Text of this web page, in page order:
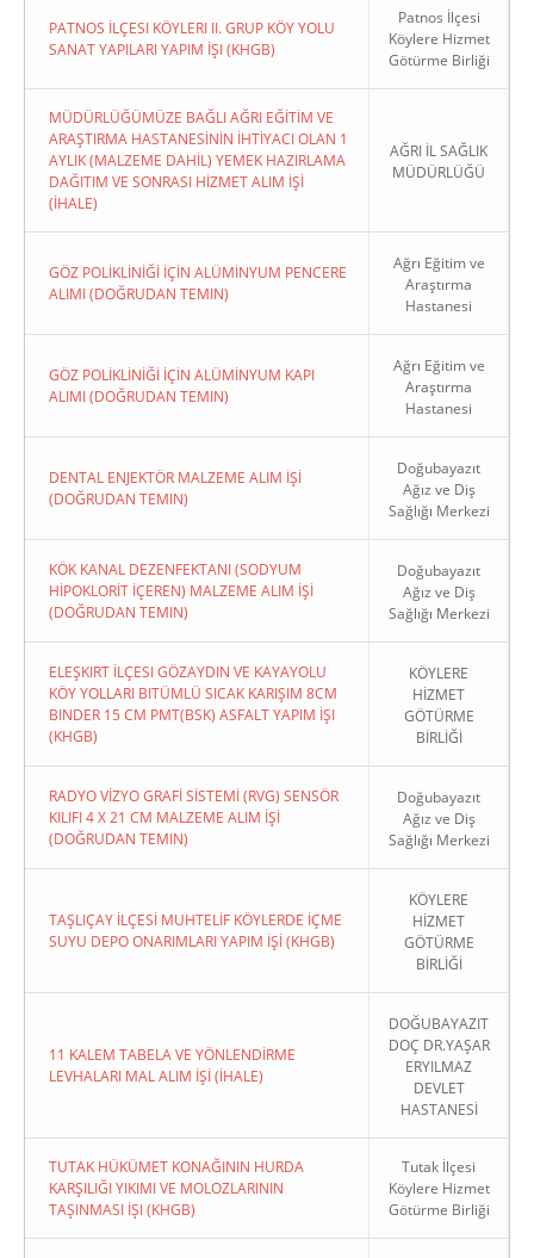
PATNOS İLÇESI KÖYLERI II. GRUP KÖY YOLU
SANAT YAPILARI YAPIM İŞI (KHGB)
Patnos İlçesi
Köylere Hizmet
Götürme Birliği
MÜDÜRLÜĞÜMÜZE BAĞLI AĞRI EĞİTİM VE
ARAŞTIRMA HASTANESİNİN İHTİYACI OLAN 1
AYLIK (MALZEME DAHİL) YEMEK HAZIRLAMA
DAĞITIM VE SONRASI HİZMET ALIM İŞİ
(İHALE)
AĞRI İL SAĞLIK
MÜDÜRLÜĞÜ
GÖZ POLİKLİNİĞİ İÇİN ALÜMİNYUM PENCERE
ALIMI (DOĞRUDAN TEMIN)
Ağrı Eğitim ve
Araştırma
Hastanesi
GÖZ POLİKLİNİĞİ İÇİN ALÜMİNYUM KAPI
ALIMI (DOĞRUDAN TEMIN)
Ağrı Eğitim ve
Araştırma
Hastanesi
DENTAL ENJEKTÖR MALZEME ALIM İŞİ
(DOĞRUDAN TEMIN)
Doğubayazıt
Ağız ve Diş
Sağlığı Merkezi
KÖK KANAL DEZENFEKTANI (SODYUM
HİPOKLORİT İÇEREN) MALZEME ALIM İŞİ
(DOĞRUDAN TEMIN)
Doğubayazıt
Ağız ve Diş
Sağlığı Merkezi
ELEŞKIRT İLÇESI GÖZAYDIN VE KAYAYOLU
KÖY YOLLARI BITÜMLÜ SICAK KARIŞIM 8CM
BINDER 15 CM PMT(BSK) ASFALT YAPIM İŞI
(KHGB)
KÖYLERE
HİZMET
GÖTÜRME
BİRLİĞİ
RADYO VİZYO GRAFİ SİSTEMİ (RVG) SENSÖR
KILIFI 4 X 21 CM MALZEME ALIM İŞİ
(DOĞRUDAN TEMIN)
Doğubayazıt
Ağız ve Diş
Sağlığı Merkezi
TAŞLIÇAY İLÇESİ MUHTELİF KÖYLERDE İÇME
SUYU DEPO ONARIMLARI YAPIM İŞİ (KHGB)
KÖYLERE
HİZMET
GÖTÜRME
BİRLİĞİ
11 KALEM TABELA VE YÖNLENDİRME
LEVHALARI MAL ALIM İŞİ (İHALE)
DOĞUBAYAZIT
DOÇ DR.YAŞAR
ERYILMAZ
DEVLET
HASTANESİ
TUTAK HÜKÜMET KONAĞININ HURDA
KARŞILIĞI YIKIMI VE MOLOZLARININ
TAŞINMASI İŞI (KHGB)
Tutak İlçesi
Köylere Hizmet
Götürme Birliği